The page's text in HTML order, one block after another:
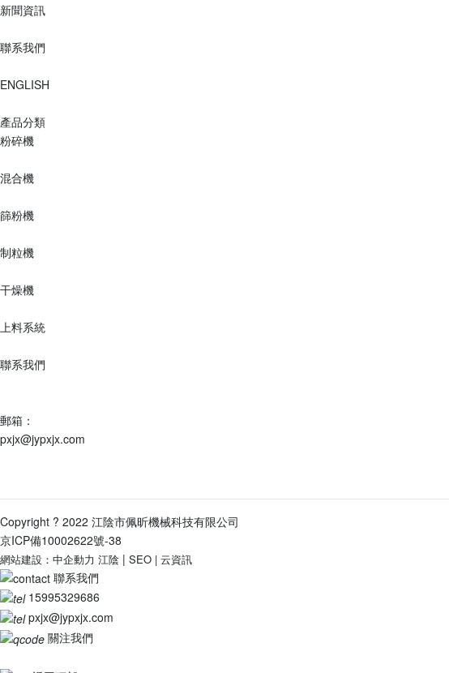
新聞資訊
聯系我們
ENGLISH
產品分類
粉碎機
混合機
篩粉機
制粒機
干燥機
上料系統
聯系我們
郵箱：
pxjx@jypxjx.com
Copyright ? 2022 江陰市佩昕機械科技有限公司
京ICP備10002622號-38
網站建設：中企動力 江陰 | SEO | 云資訊
聯系我們
15995329686
pxjx@jypxjx.com
關注我們